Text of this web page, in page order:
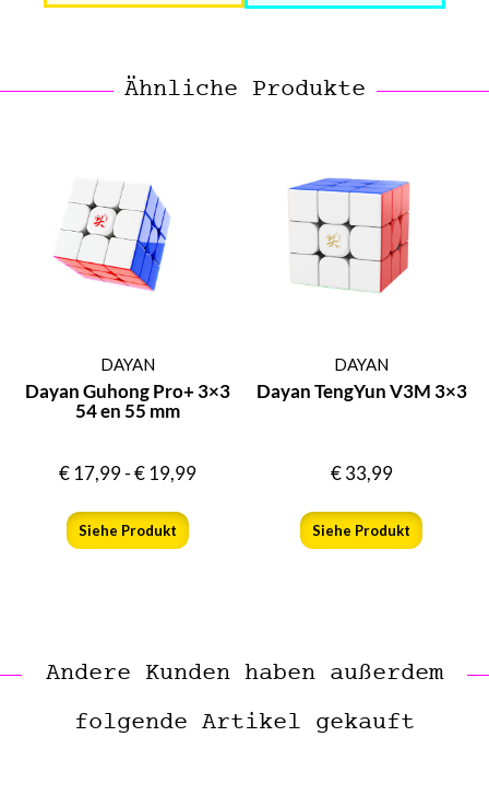
Ähnliche Produkte
DAYAN
Dayan Guhong Pro+ 3×3
54 en 55 mm
€17,99-€19,99
Siehe Produkt
DAYAN
Dayan TengYun V3M 3×3
€33,99
Siehe Produkt
Andere Kunden haben außerdem
folgende Artikel gekauft